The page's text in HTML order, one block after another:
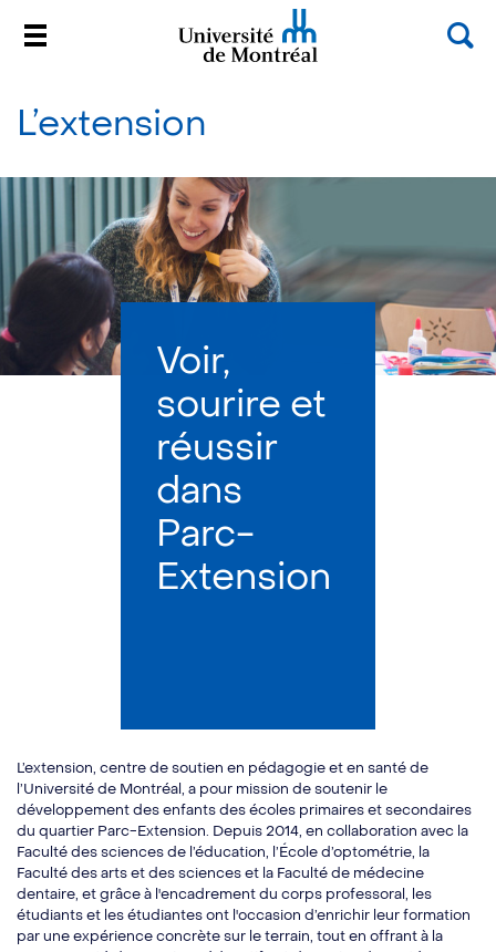
contenu
L’extension
Voir,
sourire et
réussir
dans
Parc-
Extension
L’extension, centre de soutien en pédagogie et en santé de
l’Université de Montréal, a pour mission de soutenir le
développement des enfants des écoles primaires et secondaires
du quartier Parc-Extension. Depuis 2014, en collaboration avec la
Faculté des sciences de l’éducation, l’École d’optométrie, la
Faculté des arts et des sciences et la Faculté de médecine
dentaire, et grâce à l'encadrement du corps professoral, les
étudiants et les étudiantes ont l'occasion d’enrichir leur formation
par une expérience concrète sur le terrain, tout en offrant à la